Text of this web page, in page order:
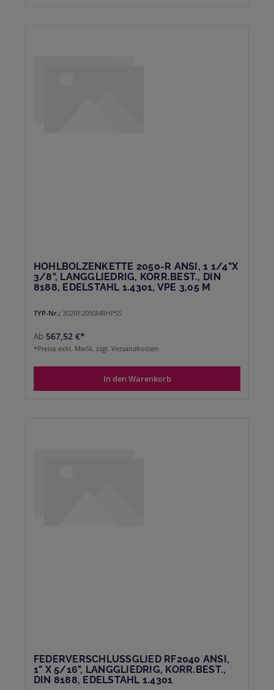
HOHLBOLZENKETTE 2050-R ANSI, 1 1/4"X
3/8", LANGGLIEDRIG, KORR.BEST., DIN
8188, EDELSTAHL 1.4301, VPE 3,05 M
TYP-Nr.: 302RF2050MRHPSS
Ab 567,52 €*
*Preise exkl. MwSt. zzgl. Versandkosten
In den Warenkorb
FEDERVERSCHLUSSGLIED RF2040 ANSI,
1" X 5/16", LANGGLIEDRIG, KORR.BEST.,
DIN 8188, EDELSTAHL 1.4301